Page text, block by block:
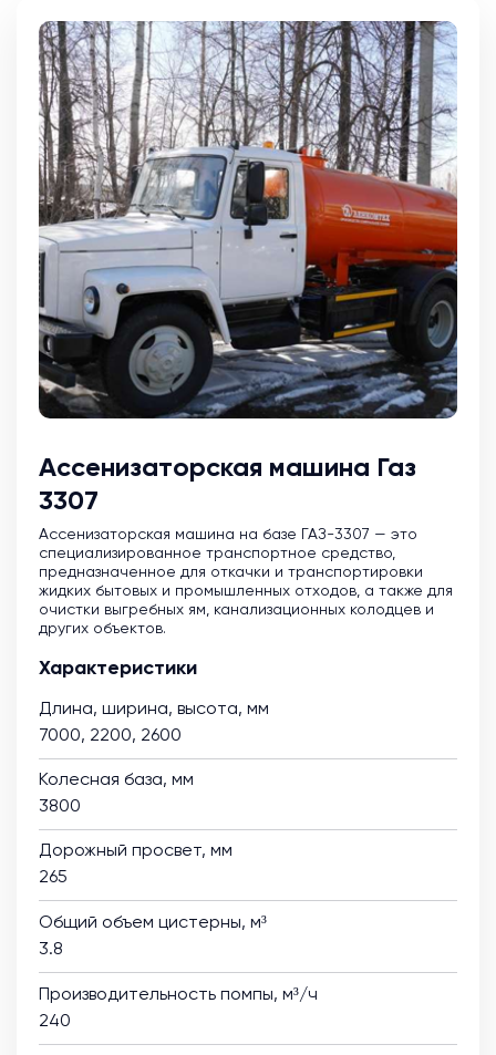
Ассенизаторская машина Газ
3307
Ассенизаторская машина на базе ГАЗ-3307 — это
специализированное транспортное средство,
предназначенное для откачки и транспортировки
жидких бытовых и промышленных отходов, а также для
очистки выгребных ям, канализационных колодцев и
других объектов.
Характеристики
Длина, ширина, высота, мм
7000, 2200, 2600
Колесная база, мм
3800
Дорожный просвет, мм
265
Общий объем цистерны, м³
3.8
Производительность помпы, м³/ч
240